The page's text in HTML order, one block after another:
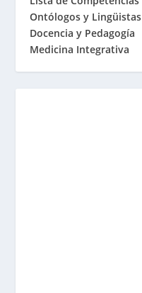
Ontólogos y Lingüistas
Docencia y Pedagogía
Medicina Integrativa